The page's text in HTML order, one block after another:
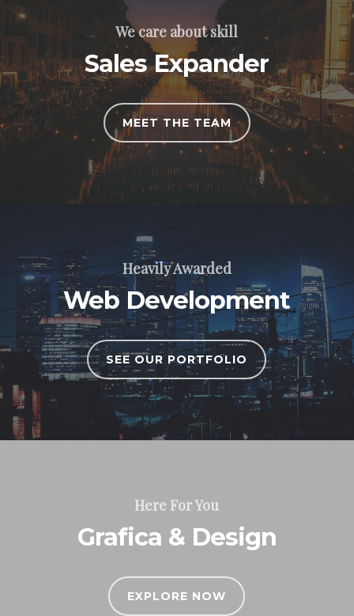
We care about skill
Sales Expander
MEET THE TEAM
Heavily Awarded
Web Development
SEE OUR PORTFOLIO
Here For You
Grafica & Design
EXPLORE NOW